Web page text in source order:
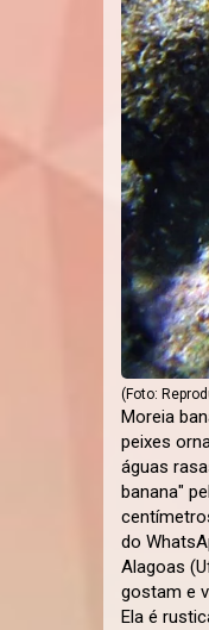
(Foto:
Moreia
peixes
águas
banana"
do
Alagoas
gostam e
Ela é